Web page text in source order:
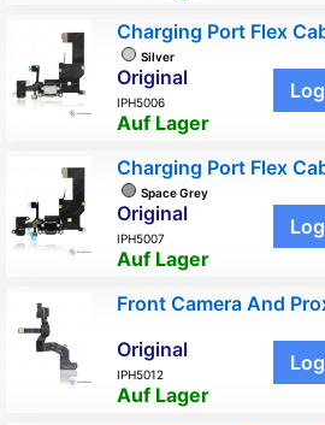
Charging Port Flex
Silver
Original
IPH5006
Auf Lager
Charging Port Flex
Space Grey
Original
IPH5007
Auf Lager
Front Camera And
Original
IPH5012
Auf Lager